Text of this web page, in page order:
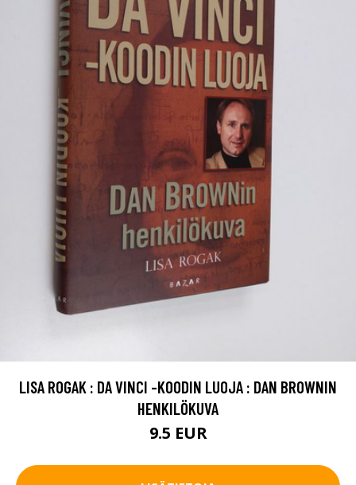
LISA ROGAK : DA VINCI -KOODIN LUOJA : DAN BROWNIN
HENKILÖKUVA
9.5 EUR